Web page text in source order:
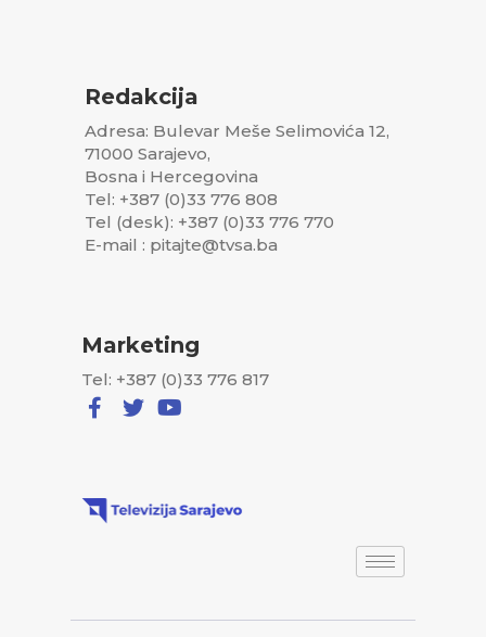
Redakcija
Adresa: Bulevar Meše Selimovića 12,
71000 Sarajevo,
Bosna i Hercegovina
Tel: +387 (0)33 776 808
Tel (desk): +387 (0)33 776 770
E-mail : pitajte@tvsa.ba
Marketing
Tel: +387 (0)33 776 817